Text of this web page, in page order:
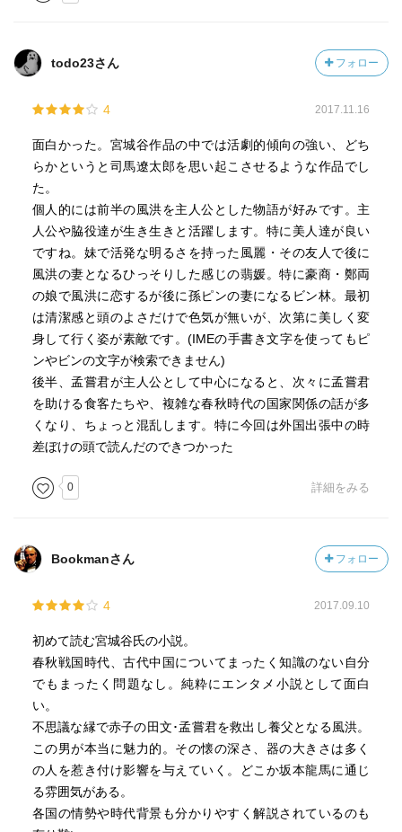
todo23さん フォロー
4 2017.11.16
面白かった。宮城谷作品の中では活劇的傾向の強い、どち
らかというと司馬遼太郎を思い起こさせるような作品でし
た。
個人的には前半の風洪を主人公とした物語が好みです。主
人公や脇役達が生き生きと活躍します。特に美人達が良い
ですね。妹で活発な明るさを持った風麗・その友人で後に
風洪の妻となるひっそりした感じの翡媛。特に豪商・鄭両
の娘で風洪に恋するが後に孫ピンの妻になるビン林。最初
は清潔感と頭のよさだけで色気が無いが、次第に美しく変
身して行く姿が素敵です。(IMEの手書き文字を使ってもピ
ンやビンの文字が検索できません)
後半、孟嘗君が主人公として中心になると、次々に孟嘗君
を助ける食客たちや、複雑な春秋時代の国家関係の話が多
くなり、ちょっと混乱します。特に今回は外国出張中の時
差ぼけの頭で読んだのできつかった
0 詳細をみる
Bookmanさん フォロー
4 2017.09.10
初めて読む宮城谷氏の小説。
春秋戦国時代、古代中国についてまったく知識のない自分
でもまったく問題なし。純粋にエンタメ小説として面白
い。
不思議な縁で赤子の田文･孟嘗君を救出し養父となる風洪。
この男が本当に魅力的。その懐の深さ、器の大きさは多く
の人を惹き付け影響を与えていく。どこか坂本龍馬に通じ
る雰囲気がある。
各国の情勢や時代背景も分かりやすく解説されているのも